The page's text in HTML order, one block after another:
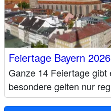
Feiertage Bayern 2026
Ganze 14 Feiertage gibt
besondere gelten nur